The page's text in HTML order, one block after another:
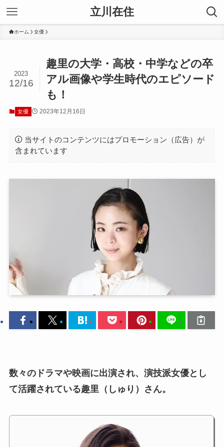
立川在住
ホーム 女優
趣里の大学・高校・中学などの卒
アル画像や学生時代のエピソード
も！
2023
12/16
女優 2023年12月16日
当サイトのコンテンツにはプロモーション（広告）が
含まれています
数々のドラマや映画に出演され、演技派女優とし
て活躍されている趣里（しゅり）さん。